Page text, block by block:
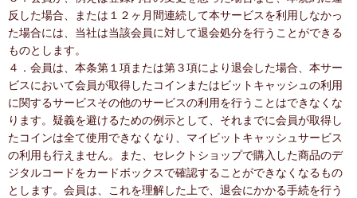
反した場合、または１２ヶ月間連続して本サービスを利用しなかっ
た場合には、当社は当該会員に対して退会処分を行うことができる
ものとします。
４．会員は、本条第１項または第３項により退会した場合、本サー
ビスにおいて会員が取得したコインまたはビットキャッシュの利用
に関するサービスその他のサービスの利用を行うことはできなくな
ります。疑義を避けるための例示として、それまでに会員が取得し
たコインは全て使用できなくなり、マイビットキャッシュサービス
の利用も行えません。また、セレクトショップで購入した商品のデ
ジタルコードをカードボックスで確認することができなくなるもの
とします。会員は、これを理解した上で、退会にかかる手続を行う